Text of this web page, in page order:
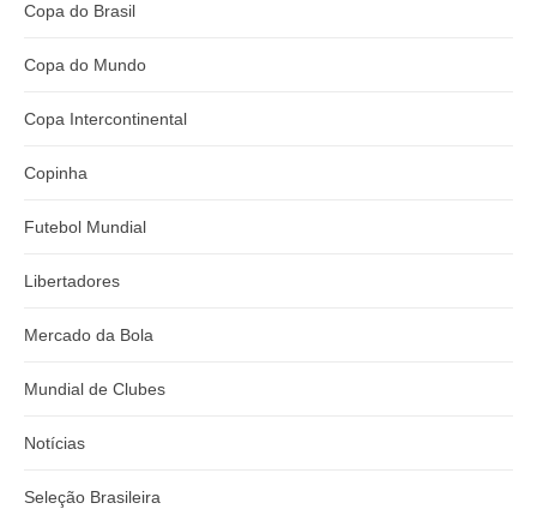
Copa do Brasil
Copa do Mundo
Copa Intercontinental
Copinha
Futebol Mundial
Libertadores
Mercado da Bola
Mundial de Clubes
Notícias
Seleção Brasileira